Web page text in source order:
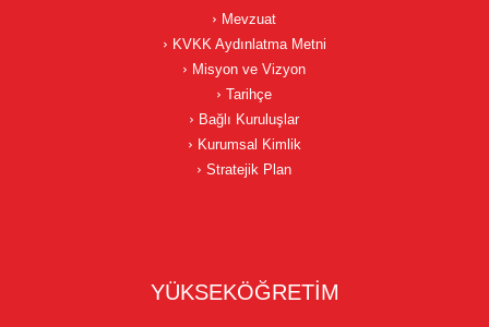
Mevzuat
KVKK Aydınlatma Metni
Misyon ve Vizyon
Tarihçe
Bağlı Kuruluşlar
Kurumsal Kimlik
Stratejik Plan
YÜKSEKÖĞRETİM